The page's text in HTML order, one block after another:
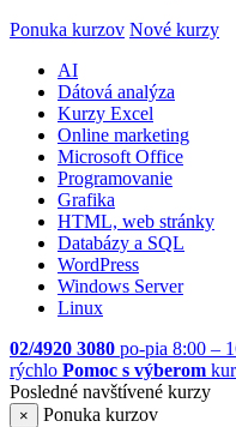
Ponuka kurzov Nové kurzy
AI
Dátová analýza
Kurzy Excel
Online marketing
Microsoft Office
Programovanie
Grafika
HTML, web stránky
Databázy a SQL
WordPress
Windows Server
Linux
02/4920 3080 po-pia 8:00 –
rýchlo Pomoc s výberom
Posledné navštívené kurzy
×
Ponuka kurzov